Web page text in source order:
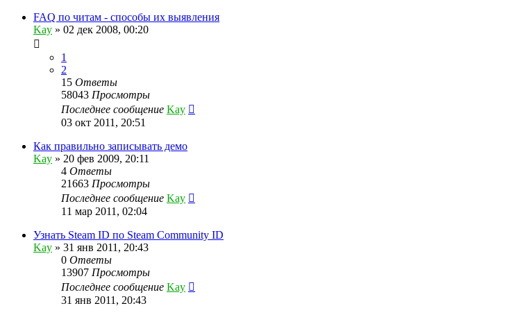
FAQ по читам - способы их выявления
Kay » 02 дек 2008, 00:20
1
2
15 Ответы
58043 Просмотры
Последнее сообщение Kay
03 окт 2011, 20:51
Как правильно записывать демо
Kay » 20 фев 2009, 20:11
4 Ответы
21663 Просмотры
Последнее сообщение Kay
11 мар 2011, 02:04
Узнать Steam ID по Steam Community ID
Kay » 31 янв 2011, 20:43
0 Ответы
13907 Просмотры
Последнее сообщение Kay
31 янв 2011, 20:43